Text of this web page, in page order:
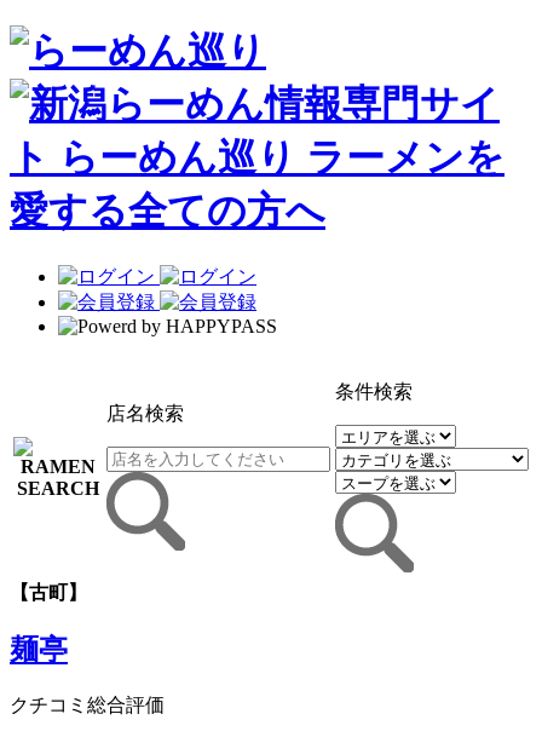
店名検索
条件検索
【古町】
麺亭
クチコミ総合評価